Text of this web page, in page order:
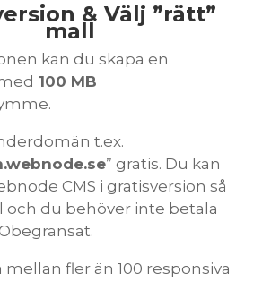
& Välj ”rätt”
mall
kan du skapa en
100 MB
t.ex.
” gratis. Du kan
CMS i gratisversion så
och du behöver inte betala
mellan fler än 100 responsiva